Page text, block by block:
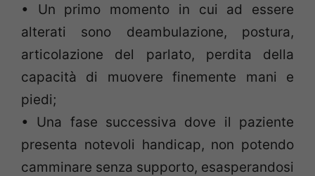
• Un primo momento in cui ad essere
alterati sono deambulazione, postura,
articolazione del parlato, perdita della
capacità di muovere finemente mani e
piedi;
• Una fase successiva dove il paziente
presenta notevoli handicap, non potendo
camminare senza supporto, esasperandosi